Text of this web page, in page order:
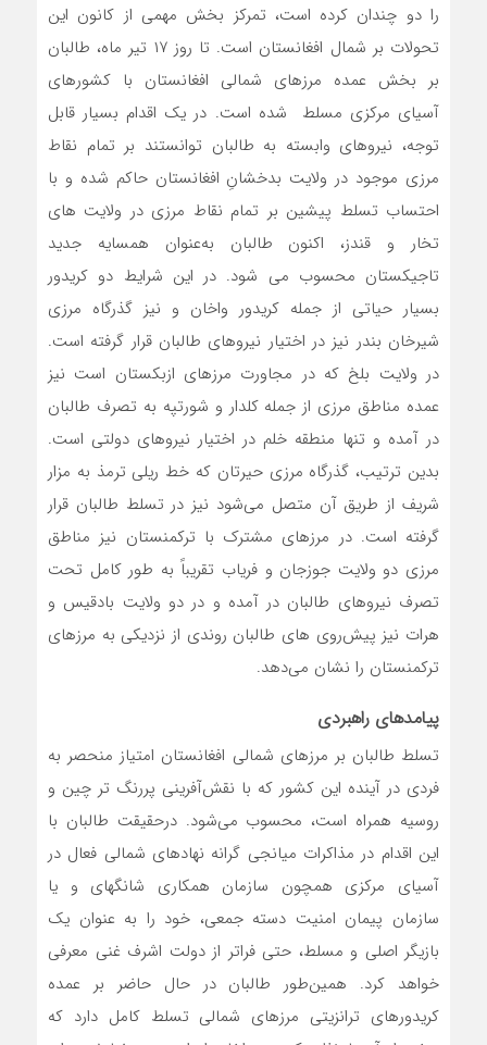
را دو چندان کرده است، تمرکز بخش مهمی از کانون این
تحولات بر شمال افغانستان است. تا روز ۱۷ تیر ماه، طالبان
بر بخش عمده مرزهای شمالی افغانستان با کشورهای
آسیای مرکزی مسلط شده است. در یک اقدام بسیار قابل
توجه، نیروهای وابسته به طالبان توانستند بر تمام نقاط
مرزی موجود در ولایت بدخشانِ افغانستان حاکم شده و با
احتساب تسلط پیشین بر تمام نقاط مرزی در ولایت‌ های
تخار و قندز، اکنون طالبان به‌عنوان همسایه جدید
تاجیکستان محسوب می شود. در این شرایط دو کریدور
بسیار حیاتی از جمله کریدور واخان و نیز گذرگاه مرزی
شیرخان بندر نیز در اختیار نیروهای طالبان قرار گرفته است.
در ولایت بلخ که در مجاورت مرزهای ازبکستان است نیز
عمده مناطق مرزی از جمله کلدار و شورتپه به تصرف طالبان
در آمده و تنها منطقه خلم در اختیار نیروهای دولتی است.
بدین ترتیب، گذرگاه مرزی حیرتان که خط ریلی ترمذ به مزار
شریف از طریق آن متصل می‌شود نیز در تسلط طالبان قرار
گرفته است. در مرزهای مشترک با ترکمنستان نیز مناطق
مرزی دو ولایت جوزجان و فریاب تقریباً به طور کامل تحت
تصرف نیروهای طالبان در آمده و در دو ولایت بادقیس و
هرات نیز پیش‌روی ‌های طالبان روندی از نزدیکی به مرزهای
ترکمنستان را نشان می‌دهد.
پیامدهای راهبردی
تسلط طالبان بر مرزهای شمالی افغانستان امتیاز منحصر به
فردی در آینده این کشور که با نقش‌آفرینی پررنگ ‌تر چین و
روسیه همراه است، محسوب می‌شود. درحقیقت طالبان با
این اقدام در مذاکرات میانجی گرانه نهادهای شمالی فعال در
آسیای مرکزی همچون سازمان همکاری شانگهای و یا
سازمان پیمان امنیت دسته ‌جمعی، خود را به ‌عنوان یک
بازیگر اصلی و مسلط، حتی فراتر از دولت اشرف غنی معرفی
خواهد کرد. همین‌طور طالبان در حال حاضر بر عمده
کریدورهای ترانزیتی مرزهای شمالی تسلط کامل دارد که